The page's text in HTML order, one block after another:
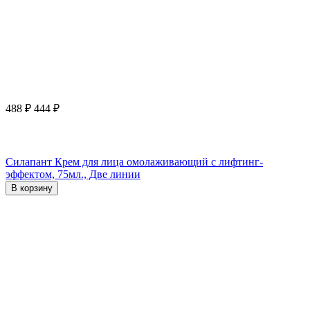
488 ₽ 444 ₽
Силапант Крем для лица омолаживающий с лифтинг-
эффектом, 75мл., Две линии
В корзину